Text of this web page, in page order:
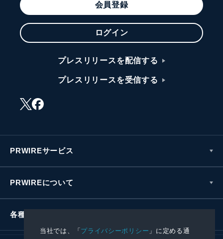
当社では、「プライバシーポリシー 」に定める通
会員登録
ログイン
プレスリリースを配信する
プレスリリースを受信する
PRWIREサービス
PRWIREについて
各種お問い合わせ